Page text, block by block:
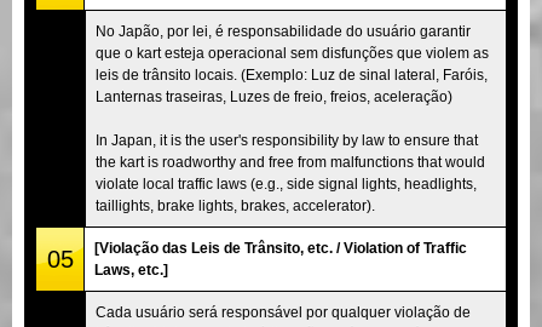
No Japão, por lei, é responsabilidade do usuário garantir
que o kart esteja operacional sem disfunções que violem as
leis de trânsito locais. (Exemplo: Luz de sinal lateral, Faróis,
Lanternas traseiras, Luzes de freio, freios, aceleração)
In Japan, it is the user's responsibility by law to ensure that
the kart is roadworthy and free from malfunctions that would
violate local traffic laws (e.g., side signal lights, headlights,
taillights, brake lights, brakes, accelerator).
05
[Violação das Leis de Trânsito, etc. / Violation of Traffic
Laws, etc.]
Cada usuário será responsável por qualquer violação de